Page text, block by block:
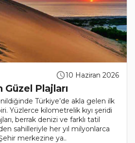
10 Haziran 2026
Güzel Plajları
Türkiye’de akla gelen ilk
Yüzlerce kilometrelik kıyı şeridi
berrak denizi ve farklı tatil
sahilleriyle her yıl milyonlarca
merkezine ya..